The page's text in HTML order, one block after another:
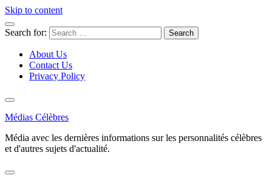
Skip to content
Search for:
About Us
Contact Us
Privacy Policy
Médias Célèbres
Média avec les dernières informations sur les personnalités célèbres
et d'autres sujets d'actualité.